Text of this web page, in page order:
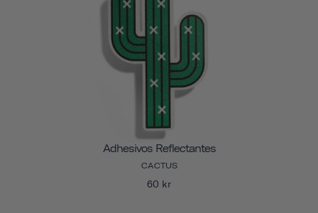
Adhesivos Reflectantes
CACTUS
60 kr